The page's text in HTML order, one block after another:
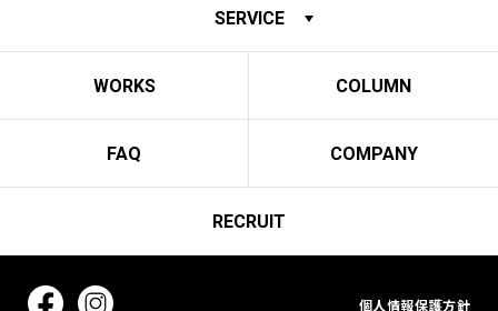
SERVICE
WORKS COLUMN
FAQ COMPANY
RECRUIT
個人情報保護方針